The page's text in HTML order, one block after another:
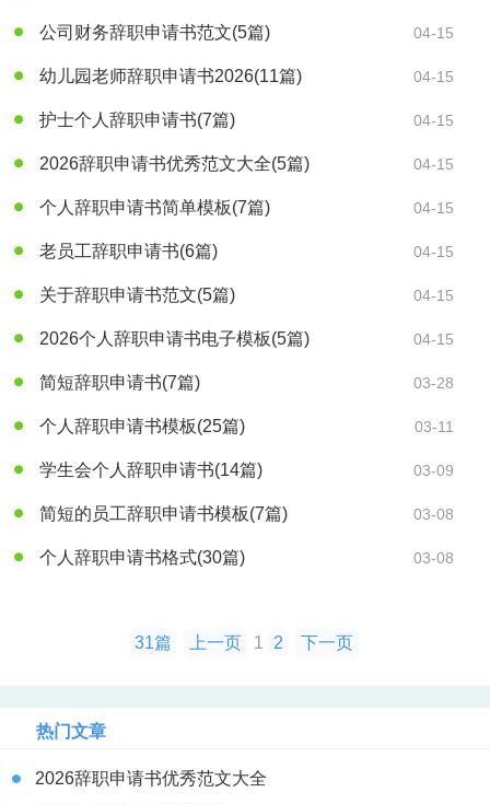
公司财务辞职申请书范文(5篇) 04-15
幼儿园老师辞职申请书2026(11篇) 04-15
护士个人辞职申请书(7篇) 04-15
2026辞职申请书优秀范文大全(5篇) 04-15
个人辞职申请书简单模板(7篇) 04-15
老员工辞职申请书(6篇) 04-15
关于辞职申请书范文(5篇) 04-15
2026个人辞职申请书电子模板(5篇) 04-15
简短辞职申请书(7篇) 03-28
个人辞职申请书模板(25篇) 03-11
学生会个人辞职申请书(14篇) 03-09
简短的员工辞职申请书模板(7篇) 03-08
个人辞职申请书格式(30篇) 03-08
31篇 上一页 1 2 下一页
热门文章
2026辞职申请书优秀范文大全